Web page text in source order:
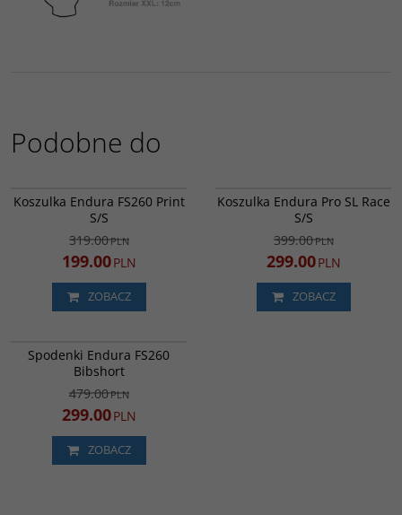
Podobne do
PROMOCJA
DARMOWA DOSTAWA
Koszulka Endura FS260 Print
S/S
319.00PLN
199.00PLN
ZOBACZ
PROMOCJA
DARMOWA DOSTAWA
Koszulka Endura Pro SL Race
S/S
399.00PLN
299.00PLN
ZOBACZ
PROMOCJA
DARMOWA DOSTAWA
Spodenki Endura FS260
Bibshort
479.00PLN
299.00PLN
ZOBACZ